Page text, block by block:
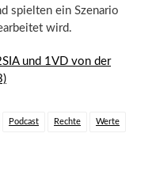
spielten ein Szenario
wird.
und 1VD von der
Podcast Rechte Werte